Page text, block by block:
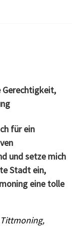
Gerechtigkeit,
für ein
und setze mich
Stadt ein,
eine tolle